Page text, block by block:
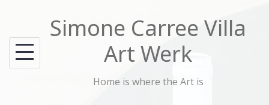
content
Simone Carree Villa
Art Werk
Home is where the Art is